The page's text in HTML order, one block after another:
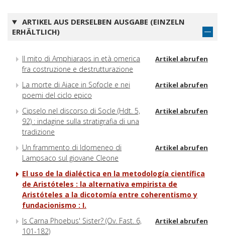
ARTIKEL AUS DERSELBEN AUSGABE (EINZELN
ERHÄLTLICH)
Il mito di Amphiaraos in età omerica
fra costruzione e destrutturazione
Artikel abrufen
La morte di Aiace in Sofocle e nei
poemi del ciclo epico
Artikel abrufen
Cipselo nel discorso di Socle (Hdt. 5,
92) : indagine sulla stratigrafia di una
tradizione
Artikel abrufen
Un frammento di Idomeneo di
Lampsaco sul giovane Cleone
Artikel abrufen
El uso de la dialéctica en la metodología científica
de Aristóteles : la alternativa empirista de
Aristóteles a la dicotomía entre coherentismo y
fundacionismo : I.
Is Carna Phoebus' Sister? (Ov. Fast. 6,
101-182)
Artikel abrufen